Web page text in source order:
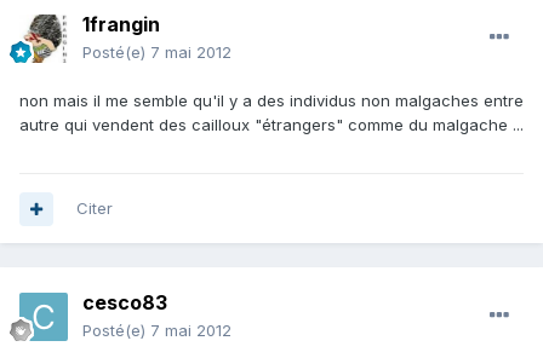
1frangin
Posté(e) 7 mai 2012
non mais il me semble qu'il y a des individus non malgaches entre
autre qui vendent des cailloux "étrangers" comme du malgache ...
Citer
cesco83
Posté(e) 7 mai 2012